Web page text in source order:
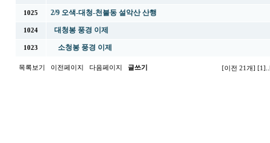
1025 2/9 오색-대청-천불동 설악산 산행
1024 대청봉 풍경 이제
1023 소청봉 풍경 이제
목록보기 이전페이지 다음페이지 글쓰기 [이전 21개] [1]